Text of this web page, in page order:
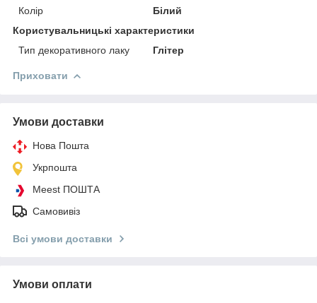
Колір
Білий
Користувальницькі характеристики
Тип декоративного лаку
Глітер
Приховати
Умови доставки
Нова Пошта
Укрпошта
Meest ПОШТА
Самовивіз
Всі умови доставки
Умови оплати